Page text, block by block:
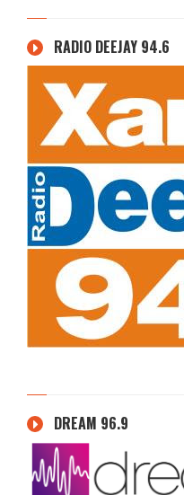
RADIO DEEJAY 94.6
DREAM 96.9